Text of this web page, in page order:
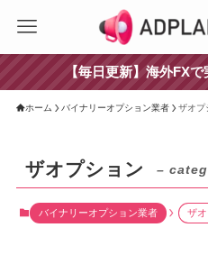
【毎日更新】海外FX
ホーム バイナリーオプション業者 ザオプ
ザオプション –
バイナリーオプション業者 ザ